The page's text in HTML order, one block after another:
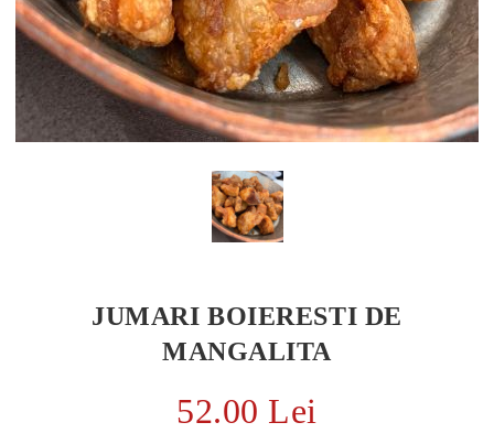
JUMARI BOIERESTI DE
MANGALITA
52.00 Lei